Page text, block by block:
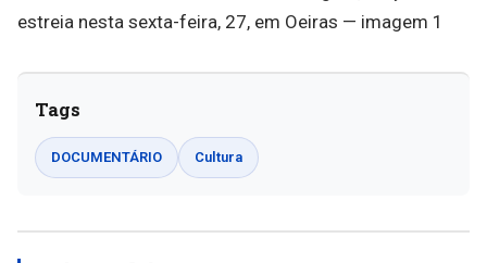
Tags
DOCUMENTÁRIO Cultura